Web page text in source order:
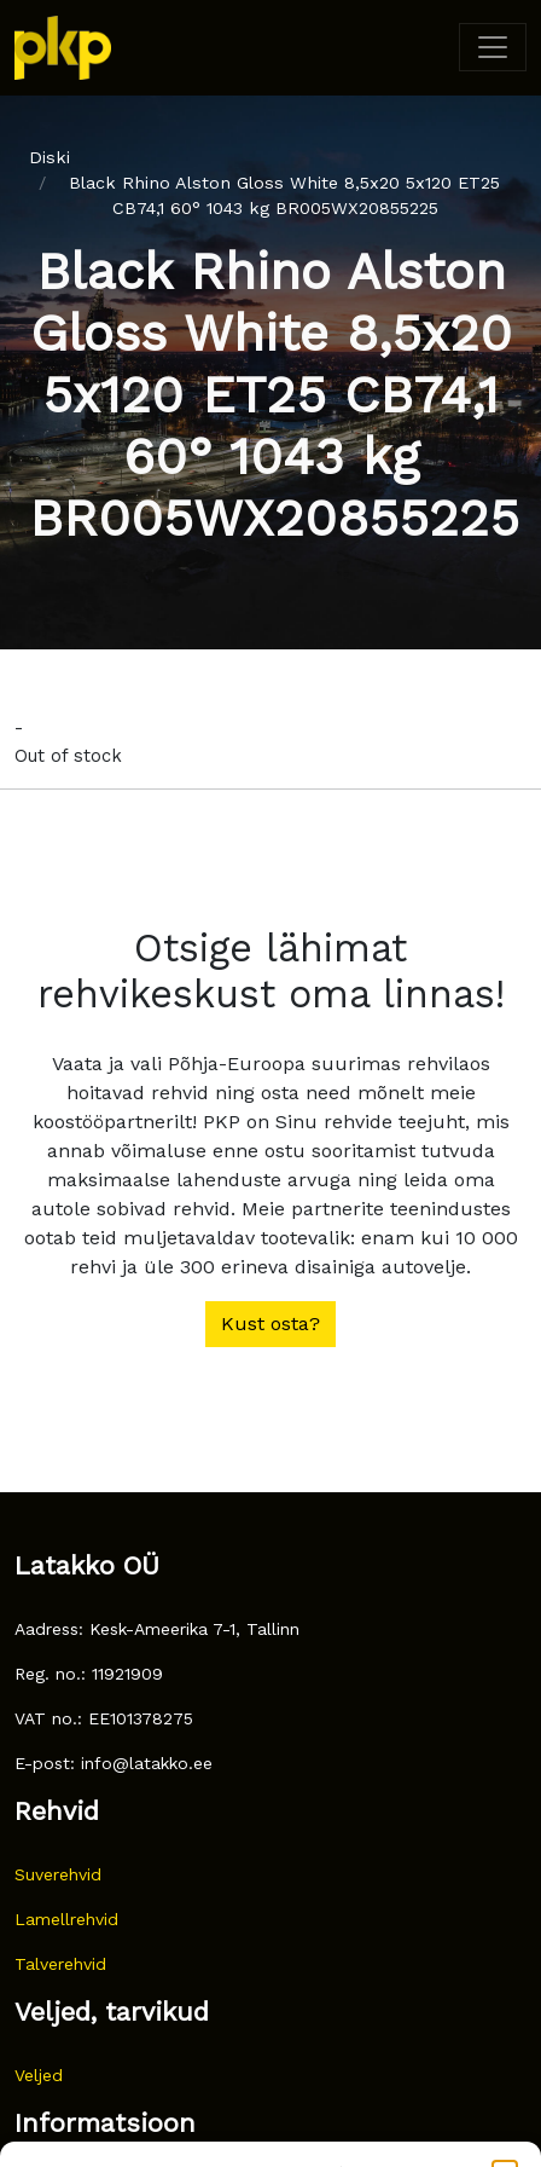
Diski
Black Rhino Alston Gloss White 8,5x20 5x120 ET25
CB74,1 60° 1043 kg BR005WX20855225
Black Rhino Alston
Gloss White 8,5x20
5x120 ET25 CB74,1
60° 1043 kg
BR005WX20855225
-
Out of stock
Otsige lähimat
rehvikeskust oma linnas!
Vaata ja vali Põhja-Euroopa suurimas rehvilaos
hoitavad rehvid ning osta need mõnelt meie
koostööpartnerilt! PKP on Sinu rehvide teejuht, mis
annab võimaluse enne ostu sooritamist tutvuda
maksimaalse lahenduste arvuga ning leida oma
autole sobivad rehvid. Meie partnerite teenindustes
ootab teid muljetavaldav tootevalik: enam kui 10 000
rehvi ja üle 300 erineva disainiga autovelje.
Kust osta?
Latakko OÜ
Aadress: Kesk-Ameerika 7-1, Tallinn
Reg. no.: 11921909
VAT no.: EE101378275
E-post: info@latakko.ee
Rehvid
Suverehvid
Lamellrehvid
Talverehvid
Veljed, tarvikud
Veljed
Informatsioon